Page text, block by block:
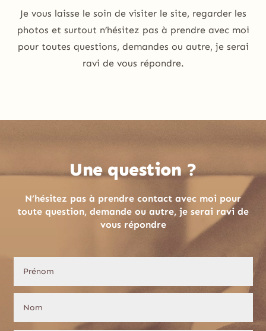
Je vous laisse le soin de visiter le site, regarder les
photos et surtout n’hésitez pas à prendre avec moi
pour toutes questions, demandes ou autre, je serai
ravi de vous répondre.
Une question ?
N’hésitez pas à prendre contact avec moi pour
toute question, demande ou autre, je serai ravi de
vous répondre